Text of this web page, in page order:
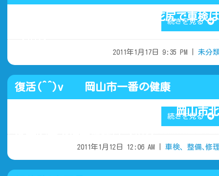
た！！ 岡山市北区東花尻で車検は
マルソー
続きを見る
2011年1月17日 9:35 PM | 未分
復活(^^)v 岡山市一番の健康
を・・・・ 岡山市北
区大安寺で板金塗装はマルソー
続きを見る
2011年1月12日 12:06 AM | 車検、整備､修